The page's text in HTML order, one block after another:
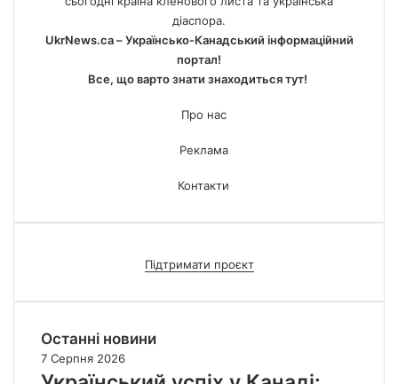
діаспора.
UkrNews.ca – Українсько-Канадський інформаційний
портал!
Все, що варто знати знаходиться тут!
Про нас
Реклама
Контакти
Підтримати проєкт
Останні новини
7 Серпня 2026